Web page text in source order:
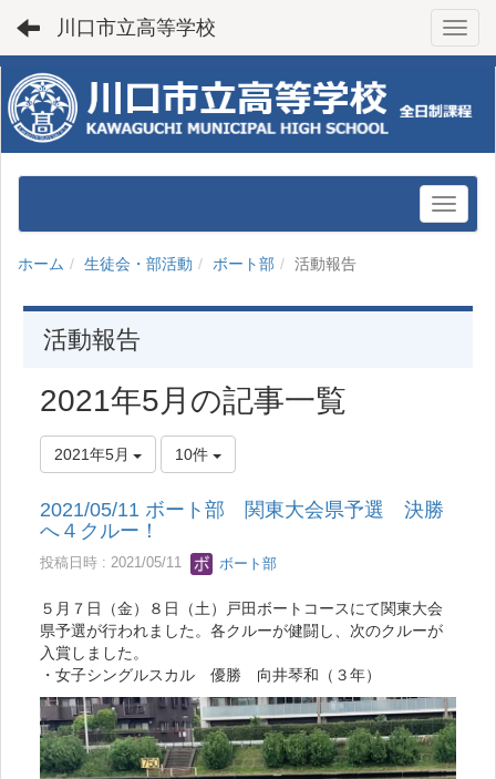
川口市立高等学校
ホーム 生徒会・部活動 ボート部 活動報告
活動報告
2021年5月の記事一覧
2021年5月 10件
2021/05/11 ボート部 関東大会県予選 決勝
へ４クルー！
投稿日時 : 2021/05/11 ボート部
５月７日（金）８日（土）戸田ボートコースにて関東大会
県予選が行われました。各クルーが健闘し、次のクルーが
入賞しました。
・女子シングルスカル 優勝 向井琴和（３年）